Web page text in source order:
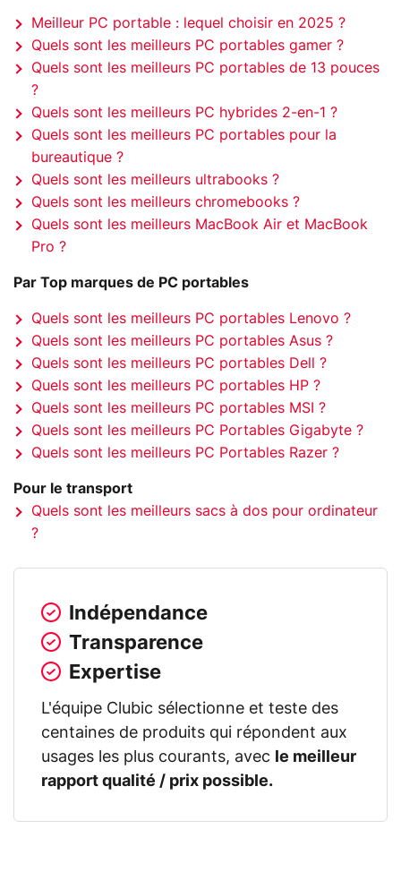
Meilleur PC portable : lequel choisir en 2025 ?
Quels sont les meilleurs PC portables gamer ?
Quels sont les meilleurs PC portables de 13 pouces
?
Quels sont les meilleurs PC hybrides 2-en-1 ?
Quels sont les meilleurs PC portables pour la
bureautique ?
Quels sont les meilleurs ultrabooks ?
Quels sont les meilleurs chromebooks ?
Quels sont les meilleurs MacBook Air et MacBook
Pro ?
Par Top marques de PC portables
Quels sont les meilleurs PC portables Lenovo ?
Quels sont les meilleurs PC portables Asus ?
Quels sont les meilleurs PC portables Dell ?
Quels sont les meilleurs PC portables HP ?
Quels sont les meilleurs PC portables MSI ?
Quels sont les meilleurs PC Portables Gigabyte ?
Quels sont les meilleurs PC Portables Razer ?
Pour le transport
Quels sont les meilleurs sacs à dos pour ordinateur
?
Indépendance
Transparence
Expertise
L'équipe Clubic sélectionne et teste des
centaines de produits qui répondent aux
usages les plus courants, avec
le meilleur
rapport qualité / prix possible.